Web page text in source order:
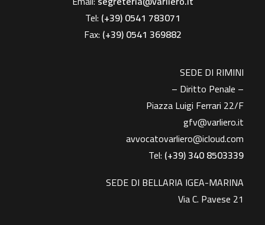
Tel: (+39) 0541 783071
Fax: (+39)0541 369882
SEDE DI RIMINI
– Diritto Penale –
Piazza Luigi Ferrari 22/F
gfv@varliero.it
avvocatovarliero@icloud.com
Tel: (+39) 340 8503339
SEDE DI BELLARIA IGEA-MARINA
Via C. Pavese 21